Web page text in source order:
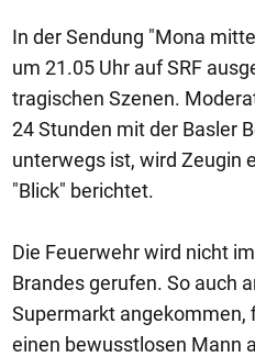
In der Sendung "Mona
um 21.05 Uhr auf SRF
tragischen Szenen.
24 Stunden mit der Basler
unterwegs ist, wird Zeugin
"Blick" berichtet.
Die Feuerwehr wird nicht
Brandes gerufen. So auch
Supermarkt angekommen,
einen bewusstlosen Mann